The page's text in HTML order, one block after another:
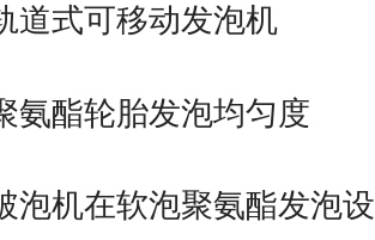
道式可移动发泡机
氨酯轮胎发泡均匀度
泡机在软泡聚氨酯发泡